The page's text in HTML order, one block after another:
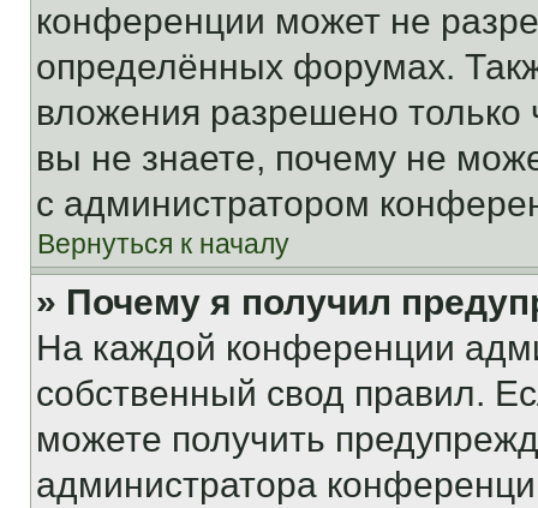
конференции может не
определённых форумах.
вложения разрешено
вы не знаете, почему не
с администратором
Вернуться к началу
» Почему я получил
На каждой конференции
собственный свод правил.
можете получить
администратора